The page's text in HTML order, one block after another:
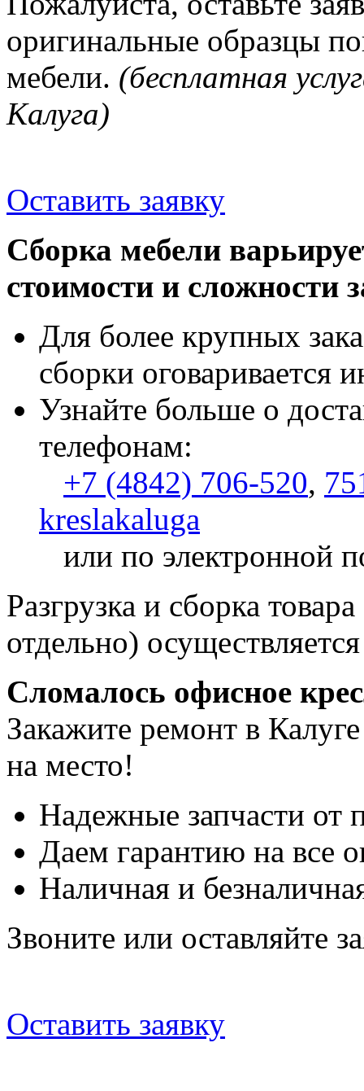
оригинальные образцы
мебели. (бесплатная
Калуга)
Оставить заявку
Сборка мебели
стоимости и сложности
Для более крупных
сборки оговаривается
Узнайте больше о
телефонам:
+7 (4842) 706-520,
kreslakaluga
или по электронной
Разгрузка и сборка
отдельно)
Сломалось офисное
Закажите ремонт в
на место!
Надежные запчасти от
Даем гарантию на все
Наличная и
Звоните или оставляйте
Оставить заявку